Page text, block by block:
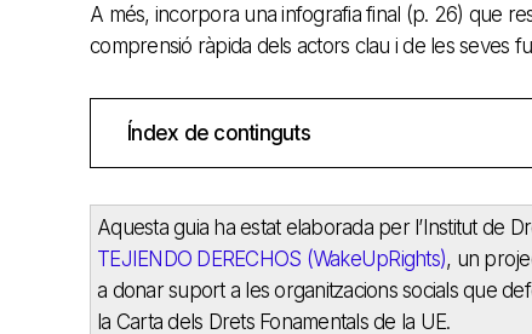
A més, incorpora una infografia final (p. 26) que
comprensió ràpida dels actors clau i de les seves
Índex de continguts
Aquesta guia ha estat elaborada per l’Institut de
TEJIENDO DERECHOS (WakeUpRights), un
a donar suport a les organitzacions socials que
la Carta dels Drets Fonamentals de la UE.